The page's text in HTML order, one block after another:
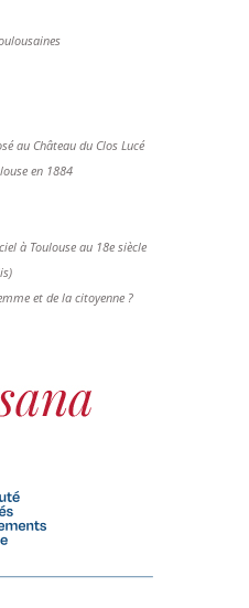
au Château du Clos Lucé
en 1884
à Toulouse au 18e siècle
et de la citoyenne ?